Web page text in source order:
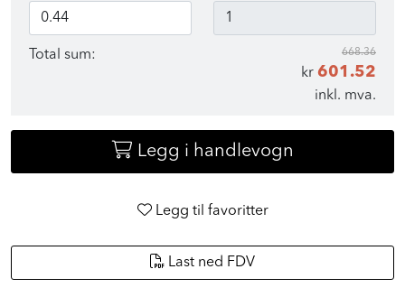
Total sum: 668.36
kr 601.52
inkl. mva.
Legg i handlevogn
Legg til favoritter
Last ned FDV